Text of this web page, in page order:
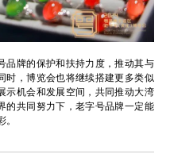
品牌的保护和扶持力度，推动其与
时，博览会也将继续搭建更多类似
示机会和发展空间，共同推动大湾
的共同努力下，老字号品牌一定能